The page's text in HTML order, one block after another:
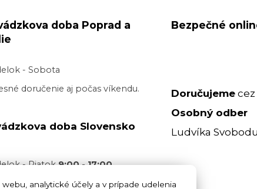
doba Poprad a
- Sobota
doručenie aj počas víkendu.
doba Slovensko
- Piatok9:00 - 17:00
v pracovný deň je realizované
Bezpečné
Doručujeme
Osobný odber
Ludvíka
analytické účely a v prípade udelenia